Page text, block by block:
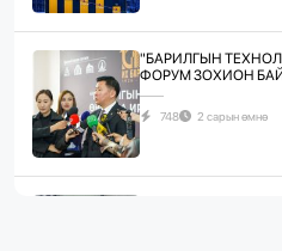
"БАРИЛГЫН
ФОРУМ ЗОХИОН
748 2 сарын өмнө